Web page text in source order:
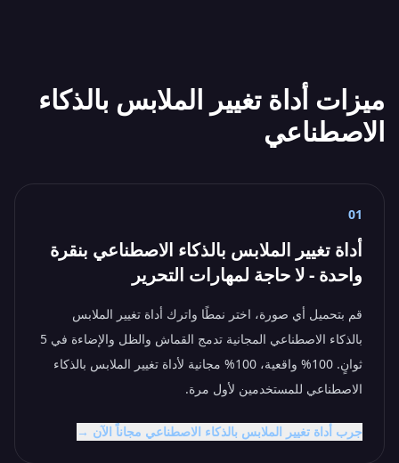
ميزات أداة تغيير الملابس بالذكاء
الاصطناعي
01
أداة تغيير الملابس بالذكاء الاصطناعي بنقرة
واحدة - لا حاجة لمهارات التحرير
قم بتحميل أي صورة، اختر نمطًا واترك أداة تغيير الملابس
بالذكاء الاصطناعي المجانية تدمج القماش والظل والإضاءة في 5
ثوانٍ. 100% واقعية، 100% مجانية لأداة تغيير الملابس بالذكاء
الاصطناعي للمستخدمين لأول مرة.
جرب أداة تغيير الملابس بالذكاء الاصطناعي مجاناً الآن →